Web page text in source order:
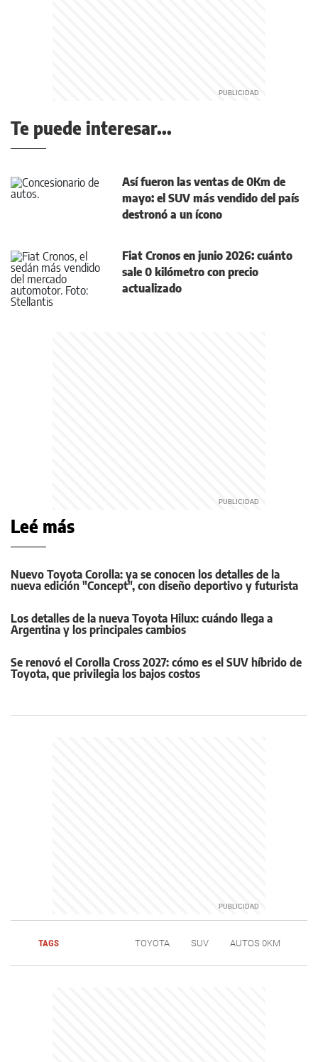
Te puede interesar...
Así fueron las ventas de 0Km de
mayo: el SUV más vendido del país
destronó a un ícono
Fiat Cronos en junio 2026: cuánto
sale 0 kilómetro con precio
actualizado
Leé más
Nuevo Toyota Corolla: ya se conocen los detalles de la
nueva edición "Concept", con diseño deportivo y futurista
Los detalles de la nueva Toyota Hilux: cuándo llega a
Argentina y los principales cambios
Se renovó el Corolla Cross 2027: cómo es el SUV híbrido de
Toyota, que privilegia los bajos costos
TAGS TOYOTA SUV AUTOS 0KM